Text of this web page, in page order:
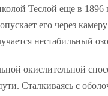
Теслой еще в
его через
нестабильный
окислительной
Сталкиваясь с